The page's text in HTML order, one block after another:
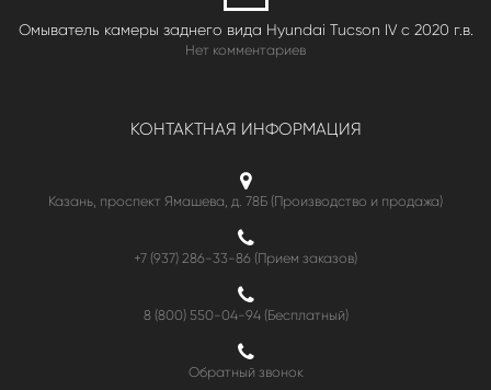
Омыватель камеры заднего вида Hyundai Tucson IV c 2020 г.в.
Нет комментариев
КОНТАКТНАЯ ИНФОРМАЦИЯ
Казань, проспект Ямашева, д. 78Б (Производство и продажа)
+7 (937) 286-33-86 (Прием заказов)
8 (800) 550-04-94(Бесплатный)
Обратный звонок